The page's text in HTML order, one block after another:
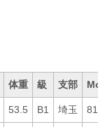
体重 級 支部 Mo
53.5 B1 埼玉 81